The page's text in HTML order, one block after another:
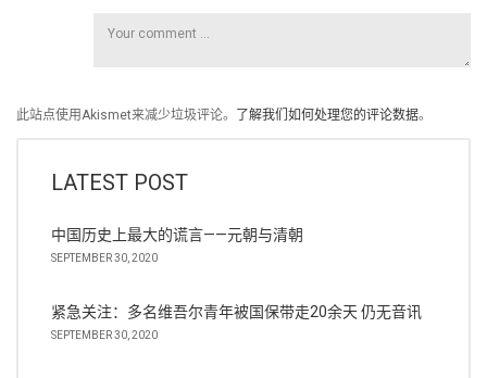
此站点使用Akismet来减少垃圾评论。 了解我们如何处理您的评论数据。
LATEST POST
中国历史上最大的谎言——元朝与清朝
SEPTEMBER 30, 2020
紧急关注：多名维吾尔青年被国保带走20余天 仍无音讯
SEPTEMBER 30, 2020